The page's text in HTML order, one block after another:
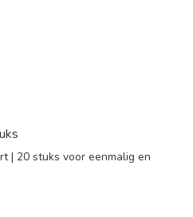
| 20 stuks voor eenmalig en